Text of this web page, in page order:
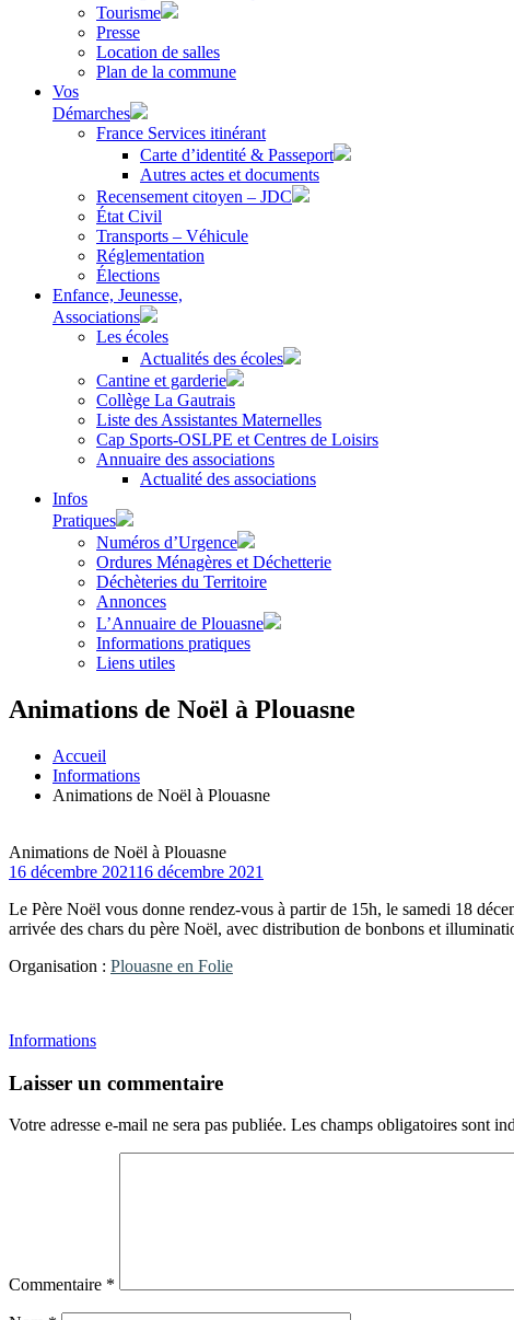
Tourisme
Presse
Location de salles
Plan de la commune
Vos
Démarches
France Services itinérant
Carte d’identité & Passeport
Autres actes et documents
Recensement citoyen – JDC
État Civil
Transports – Véhicule
Réglementation
Élections
Enfance, Jeunesse,
Associations
Les écoles
Actualités des écoles
Cantine et garderie
Collège La Gautrais
Liste des Assistantes Maternelles
Cap Sports-OSLPE et Centres de Loisirs
Annuaire des associations
Actualité des associations
Infos
Pratiques
Numéros d’Urgence
Ordures Ménagères et Déchetterie
Déchèteries du Territoire
Annonces
L’Annuaire de Plouasne
Informations pratiques
Liens utiles
Animations de Noël à Plouasne
Accueil
Informations
Animations de Noël à Plouasne
Animations de Noël à Plouasne
16 décembre 202116 décembre 2021
Le Père Noël vous donne rendez-vous à partir de 15h, le samedi 18
arrivée des chars du père Noël, avec distribution de bonbons et
Organisation : Plouasne en Folie
Informations
Laisser un commentaire
Votre adresse e-mail ne sera pas publiée. Les champs obligatoires sont
Commentaire *